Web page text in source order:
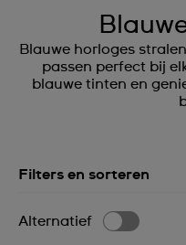
Blauwe horloges
passen perfect bij
blauwe tinten en
Filters en sorteren
Alternatief